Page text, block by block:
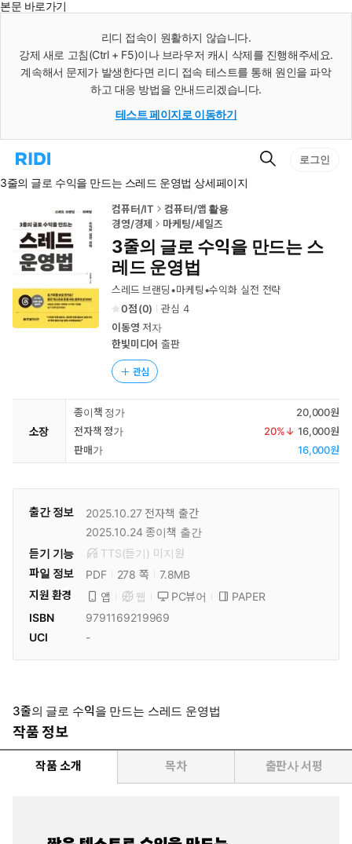
본문 바로가기
리디 접속이 원활하지 않습니다.
강제 새로 고침(Ctrl + F5)이나 브라우저 캐시 삭제를 진행해주세요.
계속해서 문제가 발생한다면 리디 접속 테스트를 통해 원인을 파악
하고 대응 방법을 안내드리겠습니다.
테스트 페이지로 이동하기
리
홈
이
검
로그인
3줄의 글로 수익을 만드는 스레드 운영법 상세페이지
컴퓨터/IT
컴퓨터/앱 활용
경영/경제
마케팅/세일즈
3줄의 글로 수익을 만드는 스
레드 운영법
스레드 브랜딩•마케팅•수익화 실전 전략
0
(0) 관심 4
이동영 저자
한빛미디어 출판
관심
소장
종이책 정가
20,000원
전자책 정가
20%↓ 16,000원
판매가
16,000원
출간 정보 2025.10.27 전자책 출간
2025.10.24 종이책 출간
듣기 기능
TTS(듣기) 미 지원
파일 정보
PDF 278 쪽
7.8MB
지원 환경
앱 웹 PC뷰어
PAPER
ISBN
9791169219969
UCI
-
3줄의 글로 수익을 만드는 스레드 운영법
작품 정보
작품 소개 목차 출판사 서평